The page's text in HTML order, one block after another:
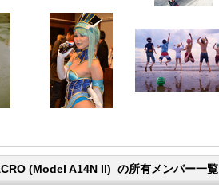
(Model A14N II) の所有メンバー一覧